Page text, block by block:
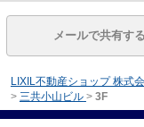
メールで共有する
LIXIL不動産ショップ 株式
> 三共小山ビル > 3F